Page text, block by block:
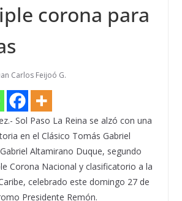
corona para
Carlos Feijoó G.
Sol Paso La Reina se alzó con una
en el Clásico Tomás Gabriel
Altamirano Duque, segundo
Corona Nacional y clasificatorio a la
celebrado este domingo 27 de
Presidente Remón.